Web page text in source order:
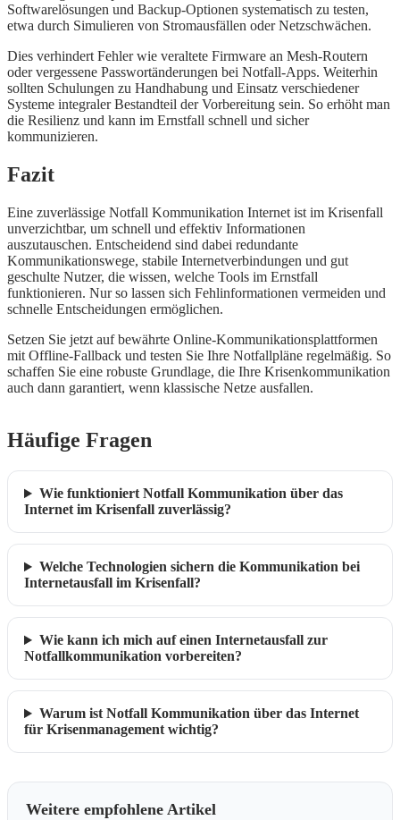
Softwarelösungen und Backup-Optionen systematisch zu testen,
etwa durch Simulieren von Stromausfällen oder Netzschwächen.
Dies verhindert Fehler wie veraltete Firmware an Mesh-Routern
oder vergessene Passwortänderungen bei Notfall-Apps. Weiterhin
sollten Schulungen zu Handhabung und Einsatz verschiedener
Systeme integraler Bestandteil der Vorbereitung sein. So erhöht man
die Resilienz und kann im Ernstfall schnell und sicher
kommunizieren.
Fazit
Eine zuverlässige Notfall Kommunikation Internet ist im Krisenfall
unverzichtbar, um schnell und effektiv Informationen
auszutauschen. Entscheidend sind dabei redundante
Kommunikationswege, stabile Internetverbindungen und gut
geschulte Nutzer, die wissen, welche Tools im Ernstfall
funktionieren. Nur so lassen sich Fehlinformationen vermeiden und
schnelle Entscheidungen ermöglichen.
Setzen Sie jetzt auf bewährte Online-Kommunikationsplattformen
mit Offline-Fallback und testen Sie Ihre Notfallpläne regelmäßig. So
schaffen Sie eine robuste Grundlage, die Ihre Krisenkommunikation
auch dann garantiert, wenn klassische Netze ausfallen.
Häufige Fragen
Wie funktioniert Notfall Kommunikation über das
Internet im Krisenfall zuverlässig?
Welche Technologien sichern die Kommunikation bei
Internetausfall im Krisenfall?
Wie kann ich mich auf einen Internetausfall zur
Notfallkommunikation vorbereiten?
Warum ist Notfall Kommunikation über das Internet
für Krisenmanagement wichtig?
Weitere empfohlene Artikel